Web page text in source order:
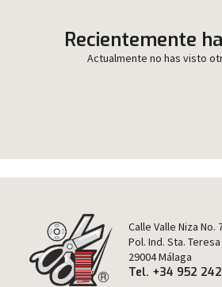
Recientemente
Actualmente no has visto
Calle Valle Niza No.
Pol. Ind. Sta. Teresa
29004 Málaga
Tel. +34 952